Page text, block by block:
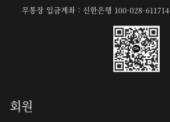
무통장 입금계좌 : 신한은행 100-028-611714
회원